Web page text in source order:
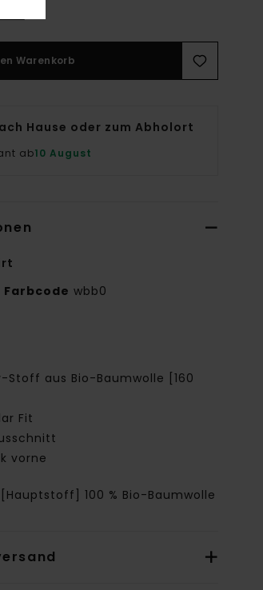
Warenkorb
Hause oder zum Abholort
ab10 August
Farbcode wbb0
Stoff aus Bio-Baumwolle [160
Fit
vorne
[Hauptstoff] 100 % Bio-Baumwolle